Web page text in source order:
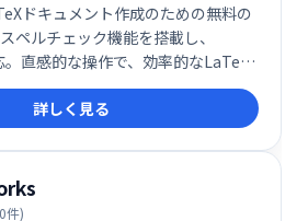
ドキュメント作成のための無料の
ペルチェック機能を搭載し、
直感的な操作で、効率的なLaTeX
ます。
詳しく見る
件)